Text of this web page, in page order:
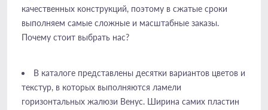
качественных конструкций, поэтому в сжатые сроки
выполняем самые сложные и масштабные заказы.
Почему стоит выбрать нас?
В каталоге представлены десятки вариантов цветов и
текстур, в которых выполняются ламели
горизонтальных жалюзи Венус. Ширина самих пластин